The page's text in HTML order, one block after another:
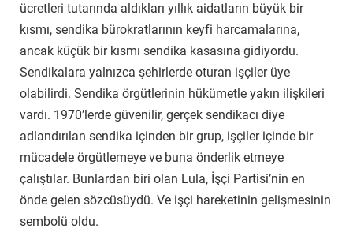
ücretleri tutarında aldıkları yıllık aidatların büyük bir
kısmı, sendika bürokratlarının keyfi harcamalarına,
ancak küçük bir kısmı sendika kasasına gidiyordu.
Sendikalara yalnızca şehirlerde oturan işçiler üye
olabilirdi. Sendika örgütlerinin hükümetle yakın ilişkileri
vardı. 1970’lerde güvenilir, gerçek sendikacı diye
adlandırılan sendika içinden bir grup, işçiler içinde bir
mücadele örgütlemeye ve buna önderlik etmeye
çalıştılar. Bunlardan biri olan Lula, İşçi Partisi’nin en
önde gelen sözcüsüydü. Ve işçi hareketinin gelişmesinin
sembolü oldu.